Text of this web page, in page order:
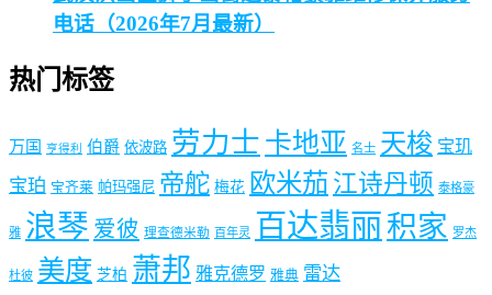
电话（2026年7月最新）
热门标签
万国 亨得利 伯爵 依波路 劳力士 卡地亚 名士 天梭 宝玑
宝珀 宝齐莱 帕玛强尼 帝舵 梅花 欧米茄 江诗丹顿 泰格豪
雅 浪琴 爱彼 理查德米勒 百年灵 百达翡丽积家 罗杰
杜彼 美度 芝柏 萧邦 雅克德罗 雅典 雷达